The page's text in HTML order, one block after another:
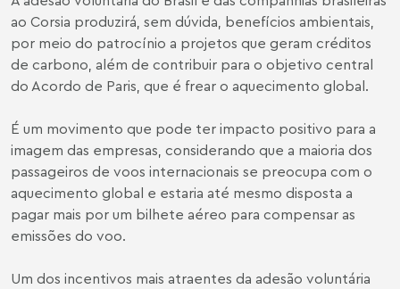
ao Corsia produzirá, sem dúvida, benefícios ambientais,
por meio do patrocínio a projetos que geram créditos
de carbono, além de contribuir para o objetivo central
do Acordo de Paris, que é frear o aquecimento global.
É um movimento que pode ter impacto positivo para a
imagem das empresas, considerando que a maioria dos
passageiros de voos internacionais se preocupa com o
aquecimento global e estaria até mesmo disposta a
pagar mais por um bilhete aéreo para compensar as
emissões do voo.
Um dos incentivos mais atraentes da adesão voluntária